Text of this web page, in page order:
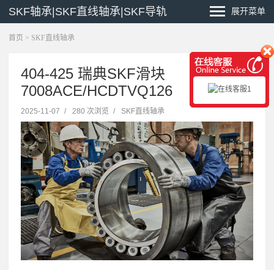
SKF轴承|SKF直线轴承|SKF导轨 展开菜单
首页 > SKF直线轴承
404-425 瑞典SKF滑块
7008ACE/HCDTVQ126
2025-11-07 / 280 次浏览 / SKF直线轴承